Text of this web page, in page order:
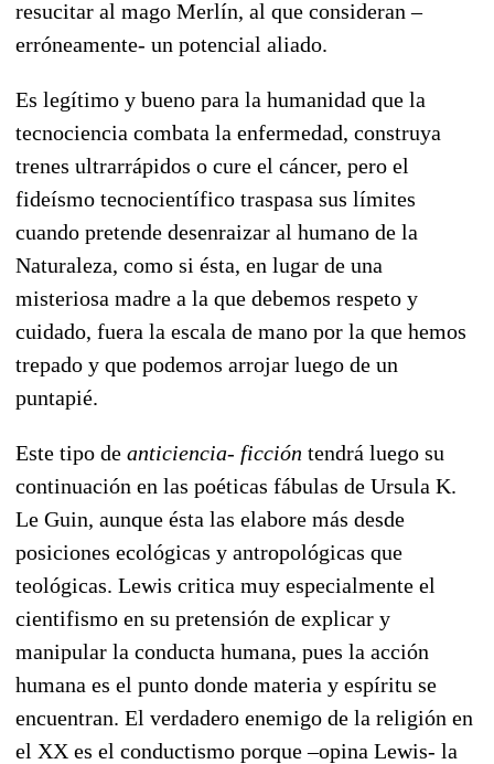
resucitar al mago Merlín, al que consideran –
erróneamente- un potencial aliado.
Es legítimo y bueno para la humanidad que la
tecnociencia combata la enfermedad, construya
trenes ultrarrápidos o cure el cáncer, pero el
fideísmo tecnocientífico traspasa sus límites
cuando pretende desenraizar al humano de la
Naturaleza, como si ésta, en lugar de una
misteriosa madre a la que debemos respeto y
cuidado, fuera la escala de mano por la que hemos
trepado y que podemos arrojar luego de un
puntapié.
Este tipo de anticiencia- ficción tendrá luego su
continuación en las poéticas fábulas de Ursula K.
Le Guin, aunque ésta las elabore más desde
posiciones ecológicas y antropológicas que
teológicas. Lewis critica muy especialmente el
cientifismo en su pretensión de explicar y
manipular la conducta humana, pues la acción
humana es el punto donde materia y espíritu se
encuentran. El verdadero enemigo de la religión en
el XX es el conductismo porque –opina Lewis- la